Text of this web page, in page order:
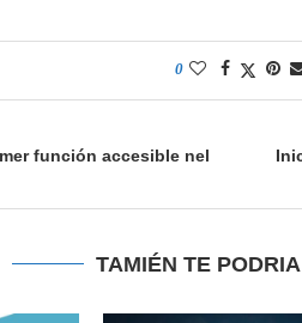
0
función accesible nel
TAMIÉN TE